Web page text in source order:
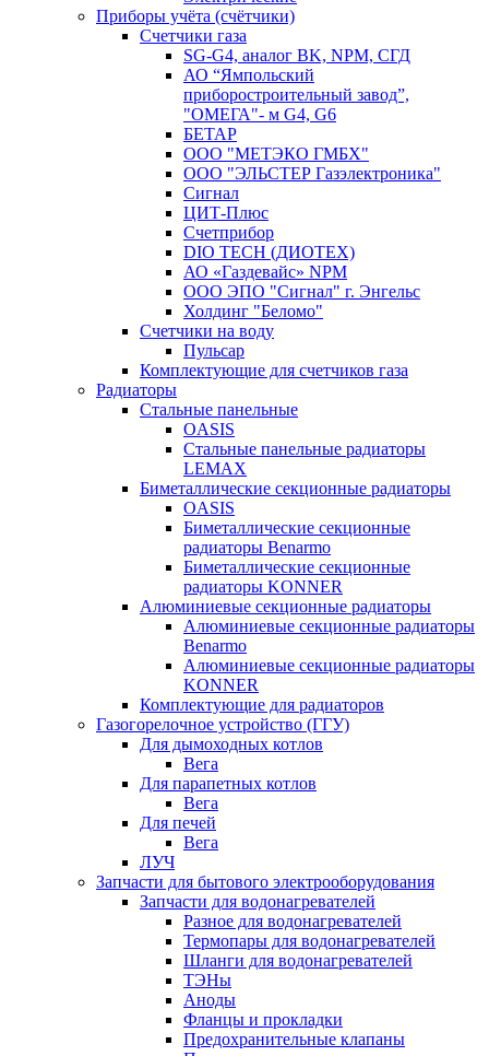
Приборы учёта (счётчики)
Счетчики газа
SG-G4, аналог BK, NPM, СГД
АО “Ямпольский
приборостроительный завод”,
"ОМЕГА"- м G4, G6
БЕТАР
ООО "МЕТЭКО ГМБХ"
ООО "ЭЛЬСТЕР Газэлектроника"
Сигнал
ЦИТ-Плюс
Счетприбор
DIO TECH (ДИОТЕХ)
АО «Газдевайс» NPM
ООО ЭПО "Сигнал" г. Энгельс
Холдинг "Беломо"
Счетчики на воду
Пульсар
Комплектующие для счетчиков газа
Радиаторы
Стальные панельные
OASIS
Стальные панельные радиаторы
LEMAX
Биметаллические секционные радиаторы
OASIS
Биметаллические секционные
радиаторы Benarmo
Биметаллические секционные
радиаторы KONNER
Алюминиевые секционные радиаторы
Алюминиевые секционные радиаторы
Benarmo
Алюминиевые секционные радиаторы
KONNER
Комплектующие для радиаторов
Газогорелочное устройство (ГГУ)
Для дымоходных котлов
Вега
Для парапетных котлов
Вега
Для печей
Вега
ЛУЧ
Запчасти для бытового электрооборудования
Запчасти для водонагревателей
Разное для водонагревателей
Термопары для водонагревателей
Шланги для водонагревателей
ТЭНы
Аноды
Фланцы и прокладки
Предохранительные клапаны